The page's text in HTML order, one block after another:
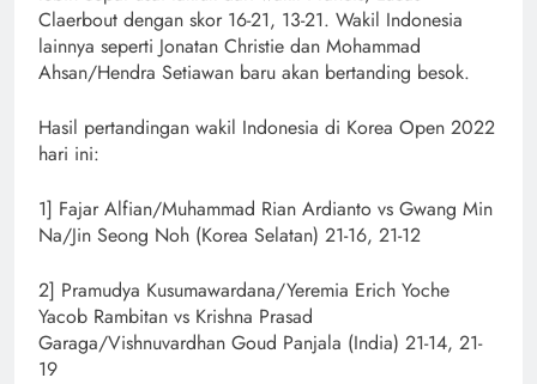
Claerbout dengan skor 16-21, 13-21. Wakil Indonesia
lainnya seperti Jonatan Christie dan Mohammad
Ahsan/Hendra Setiawan baru akan bertanding besok.
Hasil pertandingan wakil Indonesia di Korea Open 2022
hari ini:
1] Fajar Alfian/Muhammad Rian Ardianto vs Gwang Min
Na/Jin Seong Noh (Korea Selatan) 21-16, 21-12
2] Pramudya Kusumawardana/Yeremia Erich Yoche
Yacob Rambitan vs Krishna Prasad
Garaga/Vishnuvardhan Goud Panjala (India) 21-14, 21-
19